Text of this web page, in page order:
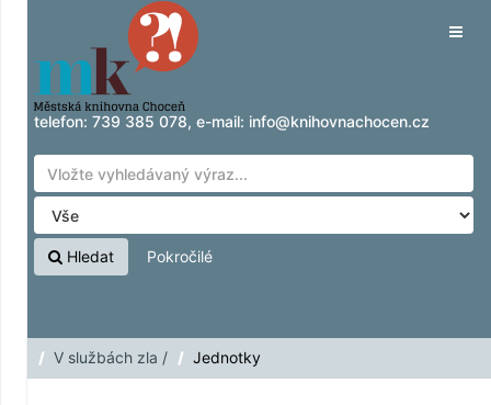
Přeskočit na obsah
telefon: 739 385 078, e-mail: info@knihovnachocen.cz
Hledat Pokročilé
V službách zla / Jednotky